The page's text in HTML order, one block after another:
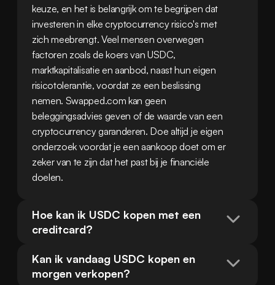
keuze, en het is belangrijk om te begrijpen dat
investeren in elke cryptocurrency risico's met
zich meebrengt. Veel mensen overwegen
factoren zoals de koers van USDC,
marktkapitalisatie en aanbod, naast hun eigen
risicotolerantie, voordat ze een beslissing
nemen. Swapped.com kan geen
beleggingsadvies geven of de waarde van een
cryptocurrency garanderen. Doe altijd je eigen
onderzoek voordat je een aankoop doet om er
zeker van te zijn dat het past bij je financiële
doelen.
Hoe kan ik USDC kopen met een
creditcard?
Kan ik vandaag USDC kopen en
morgen verkopen?